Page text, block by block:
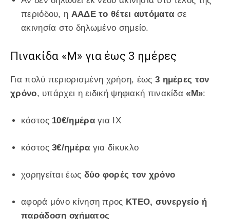
περιόδου, η ΑΑΔΕ το θέτει αυτόματα σε
ακινησία στο δηλωμένο σημείο.
Πινακίδα «Μ» για έως 3 ημέρες
Για πολύ περιορισμένη χρήση, έως 3 ημέρες τον
χρόνο, υπάρχει η ειδική ψηφιακή πινακίδα«Μ»:
κόστος 10€/ημέραγια ΙΧ
κόστος3€/ημέρα για δίκυκλο
χορηγείται έως δύο φορές τον χρόνο
αφορά μόνο κίνηση προς ΚΤΕΟ, συνεργείο ή
παράδοση οχήματος